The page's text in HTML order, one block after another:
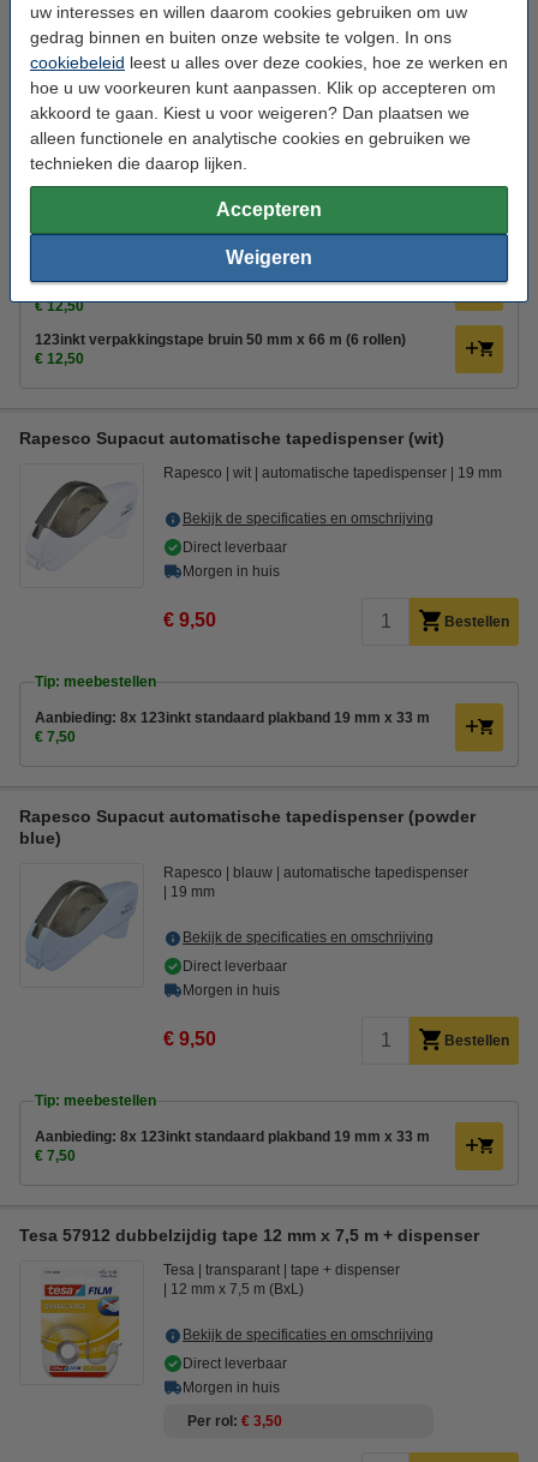
uw interesses en willen daarom cookies gebruiken om uw
gedrag binnen en buiten onze website te volgen. In ons
cookiebeleid leest u alles over deze cookies, hoe ze werken en
hoe u uw voorkeuren kunt aanpassen. Klik op accepteren om
akkoord te gaan. Kiest u voor weigeren? Dan plaatsen we
alleen functionele en analytische cookies en gebruiken we
technieken die daarop lijken.
Accepteren
Weigeren
Morgen in huis
€ 11,50 Bestellen
Bespaar ruim40% met ons huismerk
123inkt verpakkingstapedispenser
€ 7,50
Tip: meebestellen
123inkt verpakkingstape transparant 50 mm x 66 m (6
rollen)
€ 12,50
123inkt verpakkingstape bruin 50 mm x 66 m (6 rollen)
€ 12,50
Rapesco Supacut automatische tapedispenser (wit)
Rapesco wit automatische tapedispenser 19 mm
Bekijk de specificaties en omschrijving
Direct leverbaar
Morgen in huis
€ 9,50 Bestellen
Tip: meebestellen
Aanbieding: 8x 123inkt standaard plakband 19 mm x 33 m
€ 7,50
Rapesco Supacut automatische tapedispenser (powder
blue)
Rapesco blauw
automatische tapedispenser
19 mm
Bekijk de specificaties en omschrijving
Direct leverbaar
Morgen in huis
€ 9,50 Bestellen
Tip: meebestellen
Aanbieding: 8x 123inkt standaard plakband 19 mm x 33 m
€ 7,50
Tesa 57912 dubbelzijdig tape 12 mm x 7,5 m + dispenser
Tesa transparant
tape + dispenser
12 mm x 7,5 m (BxL)
Bekijk de specificaties en omschrijving
Direct leverbaar
Morgen in huis
Per rol
€ 3,50